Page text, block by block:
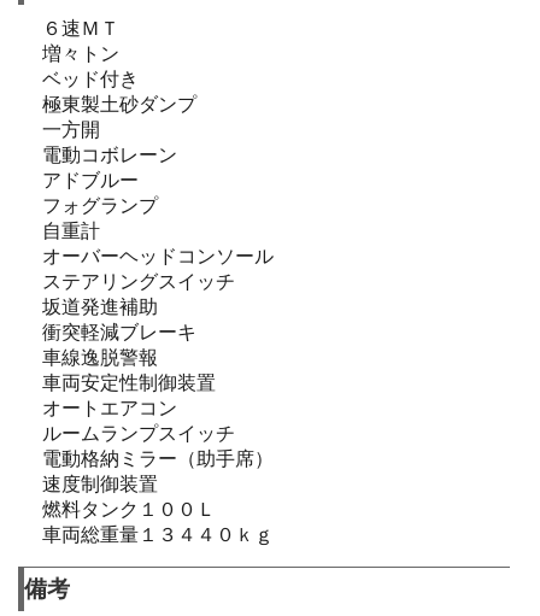
６速ＭＴ
増々トン
ベッド付き
極東製土砂ダンプ
一方開
電動コボレーン
アドブルー
フォグランプ
自重計
オーバーヘッドコンソール
ステアリングスイッチ
坂道発進補助
衝突軽減ブレーキ
車線逸脱警報
車両安定性制御装置
オートエアコン
ルームランプスイッチ
電動格納ミラー（助手席）
速度制御装置
燃料タンク１００Ｌ
車両総重量１３４４０ｋｇ
備考